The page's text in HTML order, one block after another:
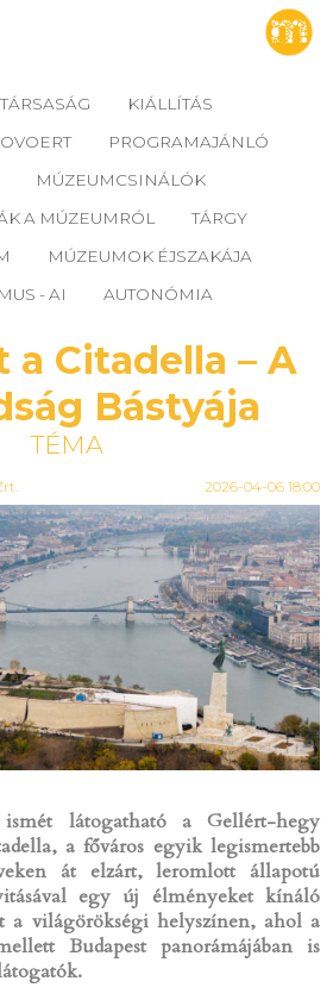
KIÁLLÍTÁS
PROGRAMAJÁNLÓ
MÚZEUMCSINÁLÓK
A MÚZEUMRÓL
TÁRGY
MÚZEUMOK ÉJSZAKÁJA
- AI
AUTONÓMIA
a Citadella – A
Bástyája
TÉMA
2026-04-06 18:00
látogatható a Gellért-hegy
a főváros egyik legismertebb
át elzárt, leromlott állapotú
egy új élményeket kínáló
a világörökségi helyszínen, ahol a
Budapest panorámájában is